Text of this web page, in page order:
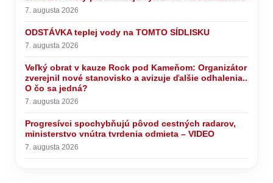
7. augusta 2026
ODSTÁVKA teplej vody na TOMTO SÍDLISKU
7. augusta 2026
Veľký obrat v kauze Rock pod Kameňom: Organizátor
zverejnil nové stanovisko a avizuje ďalšie odhalenia..
O čo sa jedná?
7. augusta 2026
Progresívci spochybňujú pôvod cestných radarov,
ministerstvo vnútra tvrdenia odmieta – VIDEO
7. augusta 2026